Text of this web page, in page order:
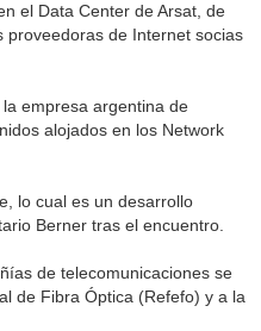
el Data Center de Arsat, de
proveedoras de Internet socias
empresa argentina de
alojados en los Network
lo cual es un desarrollo
Berner tras el encuentro.
de telecomunicaciones se
de Fibra Óptica (Refefo) y a la